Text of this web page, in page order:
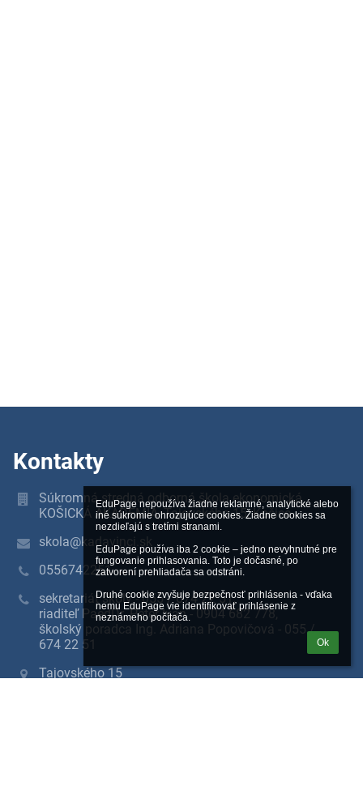
EduPage nepoužíva žiadne reklamné, analytické alebo
iné súkromie ohrozujúce cookies. Žiadne cookies sa
nezdieľajú s tretími stranami.
EduPage používa iba 2 cookie – jedno nevyhnutné pre
fungovanie prihlasovania. Toto je dočasné, po
zatvorení prehliadača sa odstráni.
Druhé cookie zvyšuje bezpečnosť prihlásenia - vďaka
nemu EduPage vie identifikovať prihlásenie z
neznámeho počítača.
Ok
Kontakty
Súkromná stredná odborná škola ekonomická
KOŠICKÁ AKADÉMIA, Tajovského 15, Košice
skola@kadavinci.sk
0556742251
sekretariát školy - 055 / 674 22 51,
riaditeľ PaedDr. Peter Ivan - 0904 682 778,
školský poradca Ing. Adriana Popovičová - 055 /
674 22 51
Tajovského 15